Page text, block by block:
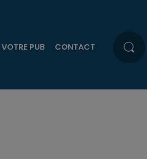
VOTRE PUB CONTACT